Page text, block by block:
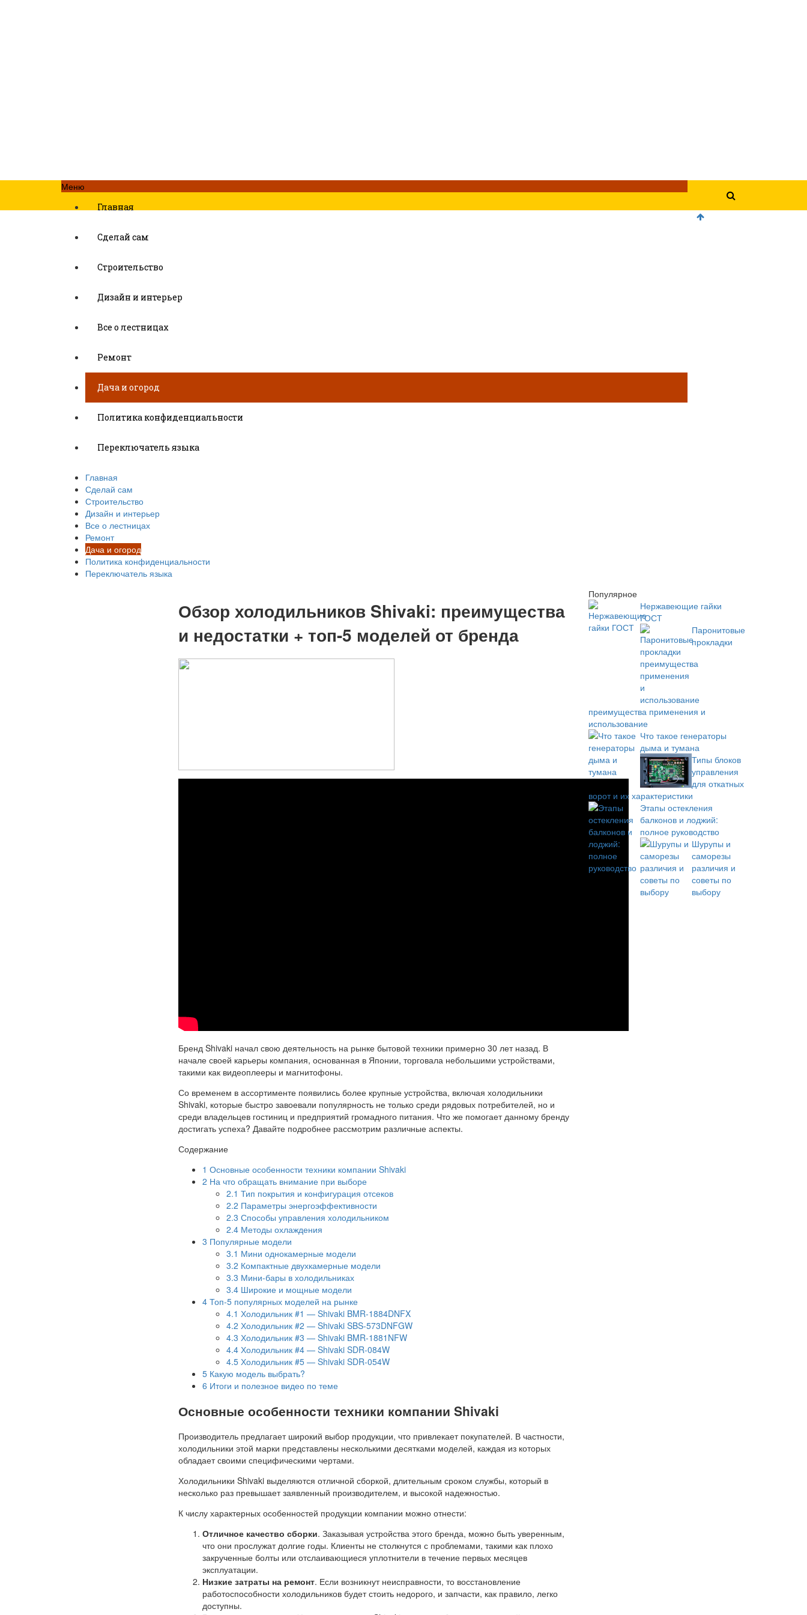
Меню
Главная
Сделай сам
Строительство
Дизайн и интерьер
Все о лестницах
Ремонт
Дача и огород
Политика конфиденциальности
Переключатель языка
Главная
Сделай сам
Строительство
Дизайн и интерьер
Все о лестницах
Ремонт
Дача и огород
Политика конфиденциальности
Переключатель языка
Обзор холодильников Shivaki: преимущества
и недостатки + топ-5 моделей от бренда
Бренд Shivaki начал свою деятельность на рынке бытовой техники примерно 30 лет назад. В
начале своей карьеры компания, основанная в Японии, торговала небольшими устройствами,
такими как видеоплееры и магнитофоны.
Со временем в ассортименте появились более крупные устройства, включая холодильники
Shivaki, которые быстро завоевали популярность не только среди рядовых потребителей, но и
среди владельцев гостиниц и предприятий громадного питания. Что же помогает данному бренду
достигать успеха? Давайте подробнее рассмотрим различные аспекты.
Содержание
1 Основные особенности техники компании Shivaki
2 На что обращать внимание при выборе
2.1 Тип покрытия и конфигурация отсеков
2.2 Параметры энергоэффективности
2.3 Способы управления холодильником
2.4 Методы охлаждения
3 Популярные модели
3.1 Мини однокамерные модели
3.2 Компактные двухкамерные модели
3.3 Мини-бары в холодильниках
3.4 Широкие и мощные модели
4 Топ-5 популярных моделей на рынке
4.1 Холодильник #1 — Shivaki BMR-1884DNFX
4.2 Холодильник #2 — Shivaki SBS-573DNFGW
4.3 Холодильник #3 — Shivaki BMR-1881NFW
4.4 Холодильник #4 — Shivaki SDR-084W
4.5 Холодильник #5 — Shivaki SDR-054W
5 Какую модель выбрать?
6 Итоги и полезное видео по теме
Основные особенности техники компании Shivaki
Производитель предлагает широкий выбор продукции, что привлекает покупателей. В частности,
холодильники этой марки представлены несколькими десятками моделей, каждая из которых
обладает своими специфическими чертами.
Холодильники Shivaki выделяются отличной сборкой, длительным сроком службы, который в
несколько раз превышает заявленный производителем, и высокой надежностью.
К числу характерных особенностей продукции компании можно отнести:
Отличное качество сборки. Заказывая устройства этого бренда, можно быть уверенным,
что они прослужат долгие годы. Клиенты не столкнутся с проблемами, такими как плохо
закрученные болты или отслаивающиеся уплотнители в течение первых месяцев
эксплуатации.
Низкие затраты на ремонт. Если возникнут неисправности, то восстановление
работоспособности холодильников будет стоить недорого, и запчасти, как правило, легко
доступны.
Популярное
Нержавеющие гайки
ГОСТ
Паронитовые
прокладки
преимущества применения и
использование
Что такое генераторы
дыма и тумана
Типы блоков
управления
для откатных
ворот и их характеристики
Этапы остекления
балконов и лоджий:
полное руководство
Шурупы и
саморезы
различия и
советы по
выбору